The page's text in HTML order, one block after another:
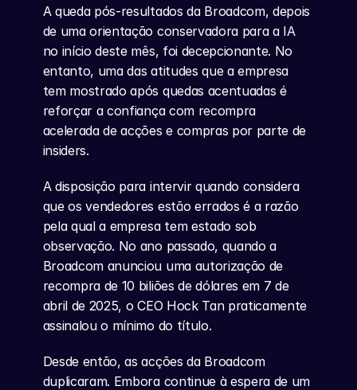
A queda pós-resultados da Broadcom, depois
de uma orientação conservadora para a IA
no início deste mês, foi decepcionante. No
entanto, uma das atitudes que a empresa
tem mostrado após quedas acentuadas é
reforçar a confiança com recompra
acelerada de acções e compras por parte de
insiders.
A disposição para intervir quando considera
que os vendedores estão errados é a razão
pela qual a empresa tem estado sob
observação. No ano passado, quando a
Broadcom anunciou uma autorização de
recompra de 10 biliões de dólares em 7 de
abril de 2025, o CEO Hock Tan praticamente
assinalou o mínimo do título.
Desde então, as acções da Broadcom
duplicaram. Embora continue à espera de um